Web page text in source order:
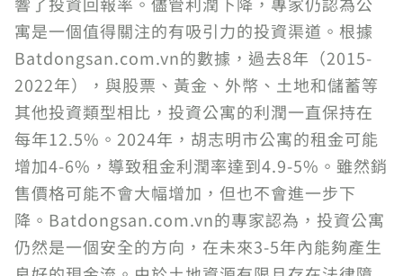
寓是一個值得關注的有吸引力的投資渠道。根據
Batdongsan.com.vn的數據，過去8年（2015-
2022年），與股票、黃金、外幣、土地和儲蓄等
其他投資類型相比，投資公寓的利潤一直保持在
每年12.5%。2024年，胡志明市公寓的租金可能
增加4-6%，導致租金利潤率達到4.9-5%。雖然銷
售價格可能不會大幅增加，但也不會進一步下
降。Batdongsan.com.vn的專家認為，投資公寓
仍然是一個安全的方向，在未來3-5年內能夠產生